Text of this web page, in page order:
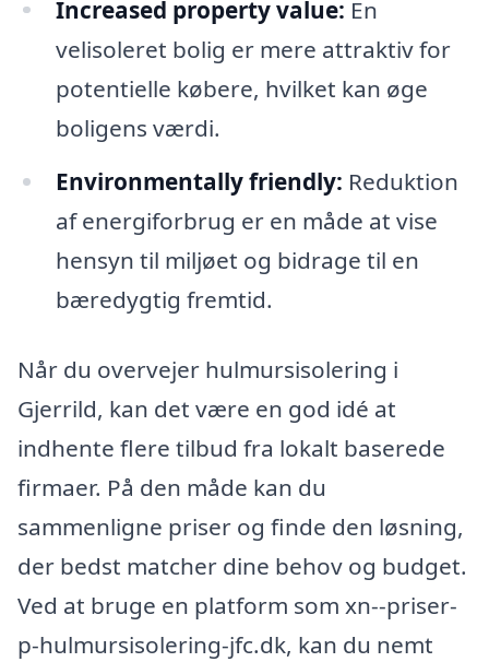
Increased property value: En
velisoleret bolig er mere attraktiv for
potentielle købere, hvilket kan øge
boligens værdi.
Environmentally friendly: Reduktion
af energiforbrug er en måde at vise
hensyn til miljøet og bidrage til en
bæredygtig fremtid.
Når du overvejer hulmursisolering i
Gjerrild, kan det være en god idé at
indhente flere tilbud fra lokalt baserede
firmaer. På den måde kan du
sammenligne priser og finde den løsning,
der bedst matcher dine behov og budget.
Ved at bruge en platform som xn--priser-
p-hulmursisolering-jfc.dk, kan du nemt